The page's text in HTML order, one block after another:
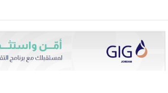
مشتركة